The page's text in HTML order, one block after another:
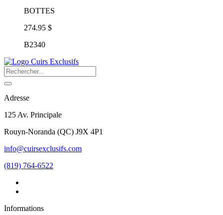
BOTTES
274.95 $
B2340
Adresse
125 Av. Principale
Rouyn-Noranda (QC) J9X 4P1
info@cuirsexclusifs.com
(819) 764-6522
Informations